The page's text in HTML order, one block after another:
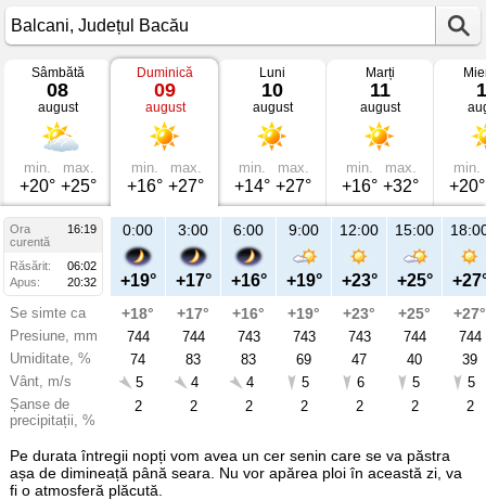
Vremea
Balcani
mâine
Județul
Bacău
Sâmbătă
08
august
min.
+20°
max.
+25°
Duminică
09
august
min.
+16°
max.
+27°
Luni
10
august
min.
+14°
max.
+27°
Marți
11
august
min.
+16°
max.
+32°
min.
+20°
Ora
16:19
curentă
Răsărit:
06:02
Apus:
20:32
Se simte ca
Presiune, mm
Umiditate, %
Vânt, m/s
Șanse de
precipitații, %
21:00
+20°
+20°
744
62
6
9
Du
aug
0:00
+19°
+18°
744
74
5
2
3:00
+17°
+17°
744
83
4
2
6:00
+16°
+16°
743
83
4
2
9:00
+19°
+19°
743
69
5
2
12:00
+23°
+23°
743
47
6
2
15:00
+25°
+25°
744
40
5
2
+27°
744
39
5
2
Pe durata întregii nopți vom avea un cer senin care se va păstra
așa de dimineață până seara. Nu vor apărea ploi în această zi, va
fi o atmosferă plăcută.